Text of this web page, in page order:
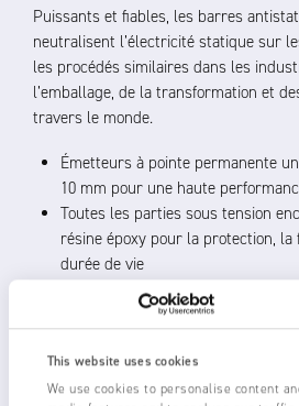
This website uses cookies
We use cookies to personalise content
Puissants et fiables, les barres
neutralisent l’électricité statique sur
les procédés similaires dans les
l’emballage, de la transformation et
travers le monde.
Émetteurs à pointe permanente
10 mm pour une haute
Toutes les parties sous tension
résine époxy pour la protection,
durée de vie
Construction robuste,
Distance de fonctionnement de 20
À utiliser avec la gamme
kV